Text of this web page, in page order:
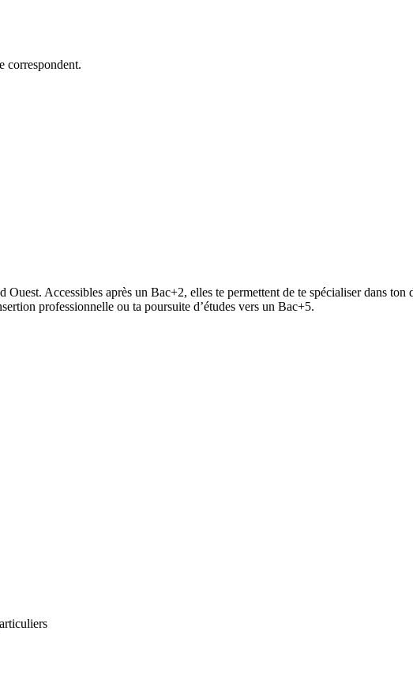
correspondent.
Accessibles après un Bac+2, elles te permettent de te spécialiser dans ton
professionnelle ou ta poursuite d’études vers un Bac+5.